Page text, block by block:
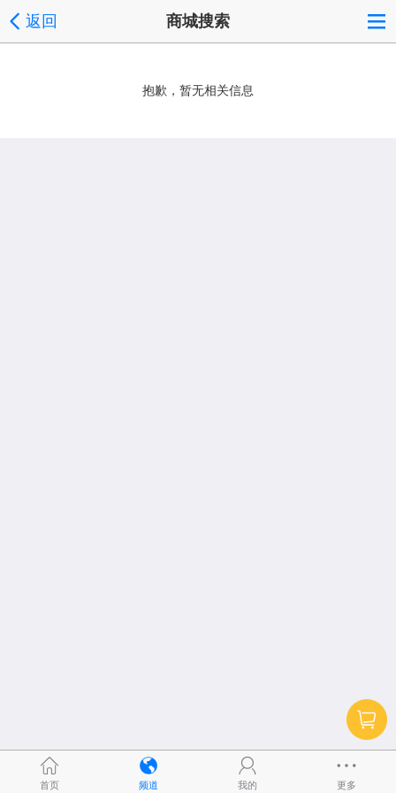
返回 商城搜索
抱歉，暂无相关信息
首页 频道 我的 更多